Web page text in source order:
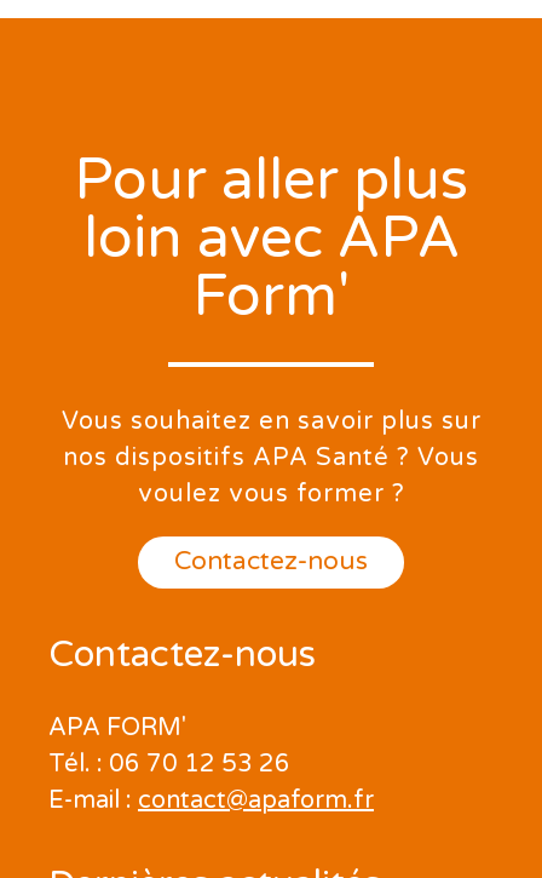
Pour aller plus
loin avec APA
Form'
Vous souhaitez en savoir plus sur
nos dispositifs APA Santé ? Vous
voulez vous former ?
Contactez-nous
Contactez-nous
APA FORM'
Tél. : 06 70 12 53 26
E-mail : contact@apaform.fr